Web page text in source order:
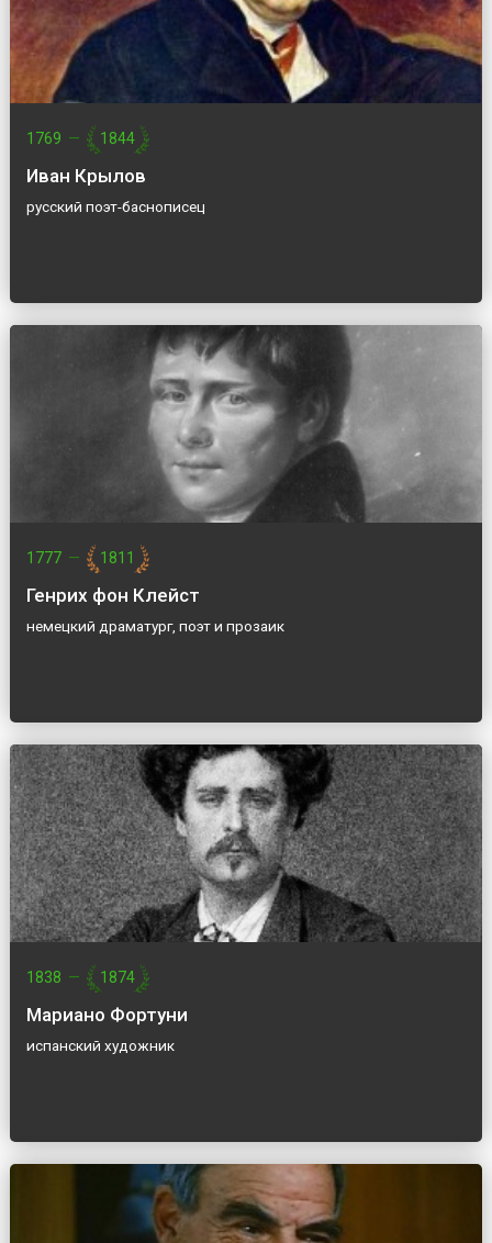
1769 — 1844
Иван Крылов
русский поэт-баснописец
1777 — 1811
Генрих фон Клейст
немецкий драматург, поэт и прозаик
1838 — 1874
Мариано Фортуни
испанский художник